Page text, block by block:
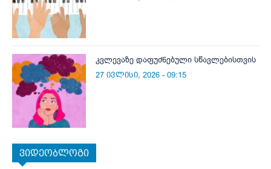
კვლევაზე დაფუძნებული სწავლებისთვის
27 ივლისი, 2026 - 09:15
ვიდეობლოგი